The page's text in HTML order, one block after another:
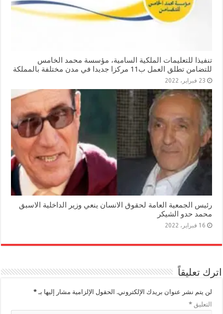
تنفيذا للتعليمات الملكية السامية، مؤسسة محمد الخامس
للتضامن تطلق العمل ب11 مركزا جديدا في مدن مختلفة بالمملكة
23 فبراير، 2022
رئيس الجمعية العامة لحقوق الانسان ينعي وزير الداخلية الاسبق
محمد حدو الشيكر
16 فبراير، 2022
اترك تعليقاً
لن يتم نشر عنوان بريدك الإلكتروني. الحقول الإلزامية مشار إليها بـ*
التعليق*